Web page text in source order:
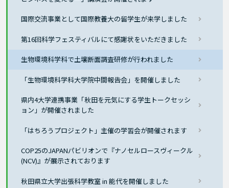
国際交流事業として国際教養大の留学生が来学しました
第16回科学フェスティバルにて感謝状をいただきました
生物環境科学科で土壌断面調査研修が行われました
「生物環境科学科大学院中間報告会」を開催しました
県内4大学連携事業「秋田を元気にする学生トークセッシ
ョン」が開催されました
「はちろうプロジェクト」主催の学習会が開催されます
COP25のJAPANパビリオンで『ナノセルロースヴィークル
(NCV)』が展示されております
秋田県立大学出張科学教室 in 能代を開催しました